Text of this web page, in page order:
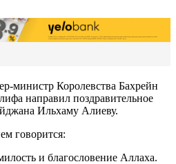
министр Королевства Бахрейн
направил поздравительное
Ильхаму Алиеву.
говорится:
и благословение Аллаха.